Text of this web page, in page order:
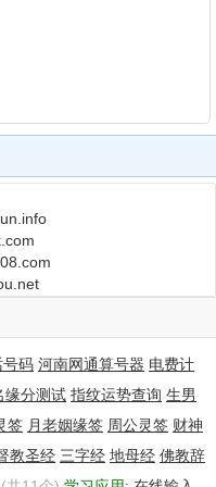
号码 河南网通算号器 电费计
缘分测试 指纹运势查询 生男
签 月老姻缘签 周公灵签 财神
教圣经 三字经 地母经 佛教辞